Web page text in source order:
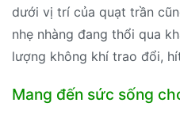
dưới vị trí của quạt trần
nhẹ nhàng đang thổi qua
lượng không khí trao đổi,
Mang đến sức sống